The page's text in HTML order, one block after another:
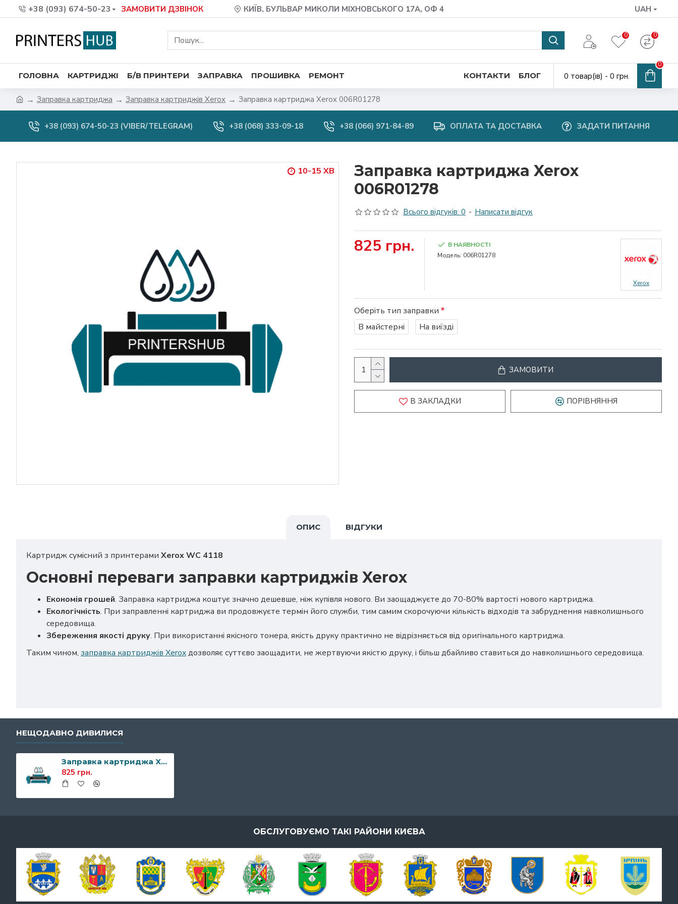
+38 (093) 674-50-23 ЗАМОВИТИ ДЗВІНОК КИЇВ, БУЛЬВАР МИКОЛИ МІХНОВСЬКОГО 17А, ОФ 4 UAH
0 0
ГОЛОВНА КАРТРИДЖІ Б/В ПРИНТЕРИ ЗАПРАВКА ПРОШИВКА РЕМОНТ КОНТАКТИ БЛОГ 0 товар(ів) - 0 грн.
0
Заправка картриджа Заправка картриджів Xerox Заправка картриджа Xerox 006R01278
+38 (093) 674-50-23 (VIBER/TELEGRAM) +38 (068) 333-09-18 +38 (066) 971-84-89 ОПЛАТА ТА ДОСТАВКА ЗАДАТИ ПИТАННЯ
10-15 ХВ
Заправка картриджа Xerox
006R01278
Всього відгуків: 0 - Написати відгук
825 грн.
В НАЯВНОСТІ
Модель: 006R01278
Xerox
Оберіть тип заправки
В майстерні
На виїзді
ЗАМОВИТИ
В ЗАКЛАДКИ ПОРІВНЯННЯ
ОПИС ВІДГУКИ
Картридж сумісний з принтерами Xerox WC 4118
Основні переваги заправки картриджів Xerox
Економія грошей. Заправка картриджа коштує значно дешевше, ніж купівля нового. Ви заощаджуєте до 70-80% вартості нового картриджа.
Екологічність. При заправленні картриджа ви продовжуєте термін його служби, тим самим скорочуючи кількість відходів та забруднення навколишнього
середовища.
Збереження якості друку. При використанні якісного тонера, якість друку практично не відрізняється від оригінального картриджа.
Таким чином, заправка картриджів Xeroxдозволяє суттєво заощадити, не жертвуючи якістю друку, і більш дбайливо ставиться до навколишнього середовища.
НЕЩОДАВНО ДИВИЛИСЯ
Заправка картриджа Xerox 006R01278
825 грн.
ОБСЛУГОВУЄМО ТАКІ РАЙОНИ КИЄВА